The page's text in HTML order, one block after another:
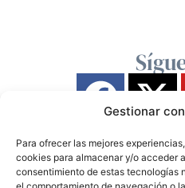
Gestionar
Para ofrecer las mejores
cookies para almacenar y/o acceder
consentimiento de estas tecnologías